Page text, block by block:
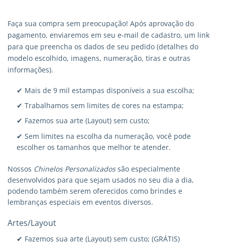
Faça sua compra sem preocupação! Após aprovação do
pagamento, enviaremos em seu e-mail de cadastro, um link
para que preencha os dados de seu pedido (detalhes do
modelo escolhido, imagens, numeração, tiras e outras
informações).
✔ Mais de 9 mil estampas disponíveis a sua escolha;
✔ Trabalhamos sem limites de cores na estampa;
✔ Fazemos sua arte (Layout) sem custo;
✔ Sem limites na escolha da numeração, você pode
escolher os tamanhos que melhor te atender.
Nossos Chinelos Personalizadossão especialmente
desenvolvidos para que sejam usados no seu dia a dia,
podendo também serem oferecidos como brindes e
lembranças especiais em eventos diversos.
Artes/Layout
✔ Fazemos sua arte (Layout) sem custo; (GRÁTIS)